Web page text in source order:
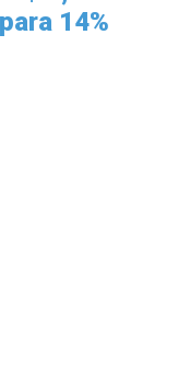
14%